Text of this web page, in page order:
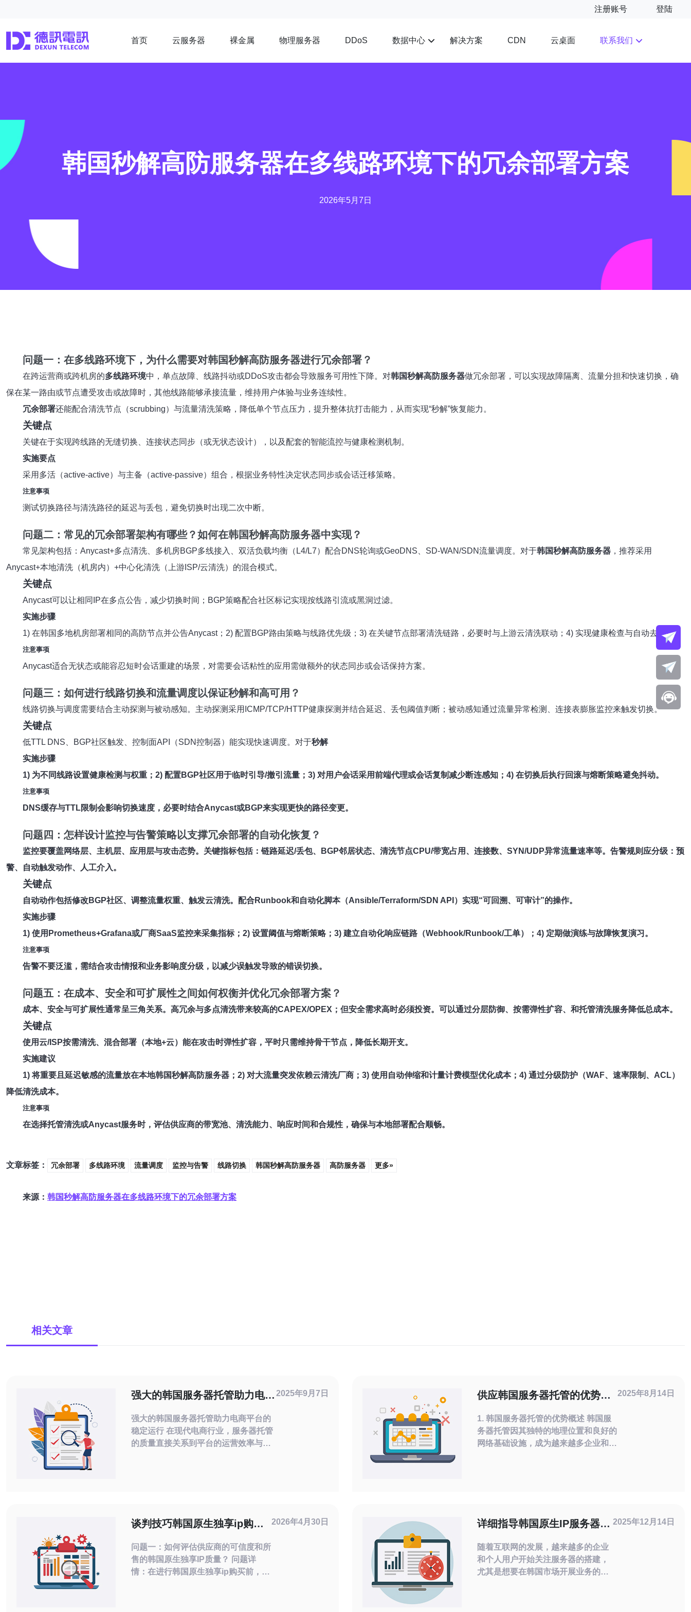
注册账号 登陆
首页 云服务器 裸金属 物理服务器 DDoS 数据中心 解决方案 CDN 云桌面 联系我们
韩国秒解高防服务器在多线路环境下的冗余部署方案
2026年5月7日
问题一：在多线路环境下，为什么需要对韩国秒解高防服务器进行冗余部署 ？
在跨运营商或跨机房的多线路环境中，单点故障、线路抖动或DDoS攻击都会导致服务可用性下降。对韩国秒解高防服务器做冗余部署，可以实现故障隔离、流量分担和快速切换，确
保在某一路由或节点遭受攻击或故障时，其他线路能够承接流量，维持用户体验与业务连续性。
冗余部署还能配合清洗节点（scrubbing）与流量清洗策略，降低单个节点压力，提升整体抗打击能力，从而实现“秒解”恢复能力。
关键点
关键在于实现跨线路的无缝切换、连接状态同步（或无状态设计），以及配套的智能流控与健康检测机制。
实施要点
采用多活（active-active）与主备（active-passive）组合，根据业务特性决定状态同步或会话迁移策略。
注意事项
测试切换路径与清洗路径的延迟与丢包，避免切换时出现二次中断。
问题二：常见的冗余部署架构有哪些？如何在韩国秒解高防服务器中实现？
常见架构包括：Anycast+多点清洗、多机房BGP多线接入、双活负载均衡（L4/L7）配合DNS轮询或GeoDNS、SD-WAN/SDN流量调度。对于韩国秒解高防服务器 ，推荐采用
Anycast+本地清洗（机房内）+中心化清洗（上游ISP/云清洗）的混合模式。
关键点
Anycast可以让相同IP在多点公告，减少切换时间；BGP策略配合社区标记实现按线路引流或黑洞过滤。
实施步骤
1) 在韩国多地机房部署相同的高防节点并公告Anycast；2) 配置BGP路由策略与线路优先级；3) 在关键节点部署清洗链路，必要时与上游云清洗联动；4) 实现健康检查与自动去/返流。
注意事项
Anycast适合无状态或能容忍短时会话重建的场景，对需要会话粘性的应用需做额外的状态同步或会话保持方案。
问题三：如何进行线路切换和流量调度以保证秒解和高可用？
线路切换与调度需要结合主动探测与被动感知。主动探测采用ICMP/TCP/HTTP健康探测并结合延迟、丢包阈值判断；被动感知通过流量异常检测、连接表膨胀监控来触发切换。
关键点
低TTL DNS、BGP社区触发、控制面API（SDN控制器）能实现快速调度。对于秒解
实施步骤
1) 为不同线路设置健康检测与权重；2) 配置BGP社区用于临时引导/撤引流量；3) 对用户会话采用前端代理或会话复制减少断连感知；4) 在切换后执行回滚与熔断策略避免抖动。
注意事项
DNS缓存与TTL限制会影响切换速度，必要时结合Anycast或BGP来实现更快的路径变更。
问题四：怎样设计监控与告警策略以支撑冗余部署的自动化恢复？
监控要覆盖网络层、主机层、应用层与攻击态势。关键指标包括：链路延迟/丢包、BGP邻居状态、清洗节点CPU/带宽占用、连接数、SYN/UDP异常流量速率等。告警规则应分级：预
警、自动触发动作、人工介入。
关键点
自动动作包括修改BGP社区、调整流量权重、触发云清洗。配合Runbook和自动化脚本（Ansible/Terraform/SDN API）实现“可回溯、可审计”的操作。
实施步骤
1) 使用Prometheus+Grafana或厂商SaaS监控来采集指标；2) 设置阈值与熔断策略；3) 建立自动化响应链路（Webhook/Runbook/工单）；4) 定期做演练与故障恢复演习。
注意事项
告警不要泛滥，需结合攻击情报和业务影响度分级，以减少误触发导致的错误切换。
问题五：在成本、安全和可扩展性之间如何权衡并优化冗余部署方案？
成本、安全与可扩展性通常呈三角关系。高冗余与多点清洗带来较高的CAPEX/OPEX；但安全需求高时必须投资。可以通过分层防御、按需弹性扩容、和托管清洗服务降低总成本。
关键点
使用云/ISP按需清洗、混合部署（本地+云）能在攻击时弹性扩容，平时只需维持骨干节点，降低长期开支。
实施建议
1) 将重要且延迟敏感的流量放在本地韩国秒解高防服务器 ；2) 对大流量突发依赖云清洗厂商；3) 使用自动伸缩和计量计费模型优化成本；4) 通过分级防护（WAF、速率限制、ACL）
降低清洗成本。
注意事项
在选择托管清洗或Anycast服务时，评估供应商的带宽池、清洗能力、响应时间和合规性，确保与本地部署配合顺畅。
文章标签： 冗余部署 多线路环境 流量调度 监控与告警 线路切换 韩国秒解高防服务器 高防服务器 更多»
来源： 韩国秒解高防服务器在多线路环境下的冗余部署方案
相关文章
强大的韩国服务器托管助力电商
强大的韩国服务器托管助力电商平台的
稳定运行 在现代电商行业，服务器托管
的质量直接关系到平台的运营效率与用
与数据保护 优质的客户支持 首先，稳
2025年9月7日
供应韩国服务器托管的优势与
1. 韩国服务器托管的优势概述 韩国服
务器托管因其独特的地理位置和良好的
网络基础设施，成为越来越多企业和个
据保护和隐私权有明确的规定，这为托
管服
2025年8月14日
谈判技巧韩国原生独享ip购买
格
问题一：如何评估供应商的可信度和所
售的韩国原生独享IP质量？ 问题详
情：在进行韩国原生独享ip购买前，应
2026年4月30日
详细指导韩国原生IP服务器的
随着互联网的发展，越来越多的企业
和个人用户开始关注服务器的搭建，
尤其是想要在韩国市场开展业务的用
2025年12月14日